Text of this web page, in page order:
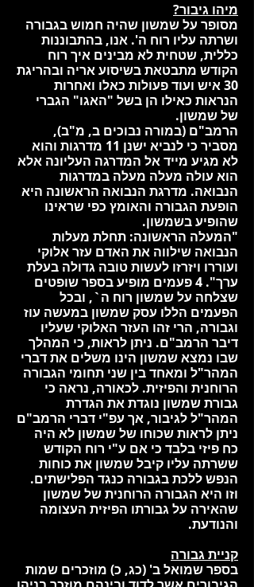
מיהו גיבור?
מסופר על שמשון שהיה חמוש בגבורה
ושרתה עליו רוח ה'. אנו, בהתבוננות
כללית, שטחית לא מבינים איך רוח
הקודש מתבטאת בשיסוע אריה ובהריגת
30 איש ועוד פעולות כאלו ואחרות
הנראות כאילו הן בשל "האגו" הגברי
של שמשון.
הרמב"ם (במורה נבוכים ב, מ"ב),
מסביר כי לנביא ישנן 11 מדרגות והוא
לא מגיע מייד אל המדרגה העליונה אלא
הוא עולה מעלה מעלה במדרגות
הנבואה. מדרגת הנבואה הראשונה היא
הופעת הגבורה והאומץ כפי שראינו
שהופיע בשמשון.
"המעלה הראשונה: תחלת מעלות
הנבואה שילווה את האדם עזר אלוקי
ועוררו ויזרזו לעשות טובה גדולה בעלת
ערך". 4 פעמים מופיע בספר שופטים
שצלחה על שמשון רוח ה`, ובכל
הפעמים הללו עסק שמשון במעשה עוז
וגבורה, הרי זהו העזר האלוקי שעליו
דיבר הרמב"ם. ניתן לראות, כי המהלך
שבו נמצא שמשון הינו משלים את דברי
המהר"ל ומאחד בין שני תחומי הגבורה
הרוחנית והפיזית. לכאורה, נראה כי
גבורת שמשון נוגדת את הגדרת
המהר"ל לגיבור, אך עפ"י דברי הרמב"ם
ניתן לראות שכוחו של שמשון לא היה
כח פיזי בלבד כי אם ע"י רוח הקודש
ששרתה עליו קיבל שמשון את כוחות
הנפש ללכת בגבורה כנגד הפלישתים.
וזו היא הגבורה הרוחנית של שמשון
שהאירה על גבורתו הפיזית העצומה
והנודעת.
קניית גבורה
בספר שמואל ב' (כג, כ) מוזכרים שמות